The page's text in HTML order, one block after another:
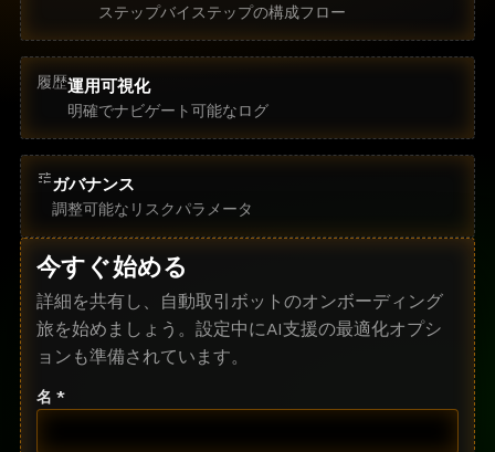
ステップバイステップの構成フロー
履歴運用可視化
明確でナビゲート可能なログ
tuneガバナンス
調整可能なリスクパラメータ
今すぐ始める
詳細を共有し、自動取引ボットのオンボーディング
旅を始めましょう。設定中にAI支援の最適化オプシ
ョンも準備されています。
名 *